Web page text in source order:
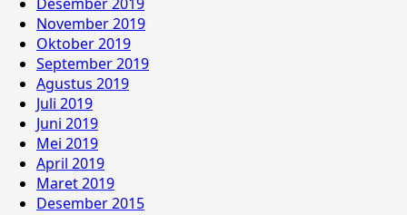
November 2019
Oktober 2019
September 2019
Agustus 2019
Juli 2019
Juni 2019
Mei 2019
April 2019
Maret 2019
Desember 2015